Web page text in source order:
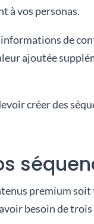
à vos personas.
de
ajoutée
créer des
premium
besoin de